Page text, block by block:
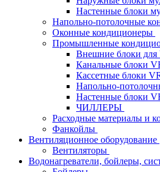
Настенные блоки
Напольно-потолочные
Оконные кондиционеры
Промышленные
Внешние блоки
Канальные блоки
Кассетные блоки
Напольно-
Настенные блоки
ЧИЛЛЕРЫ
Расходные материалы и
Фанкойлы
Вентиляционное оборудование
Вентиляторы
Водонагреватели, бойлеры,